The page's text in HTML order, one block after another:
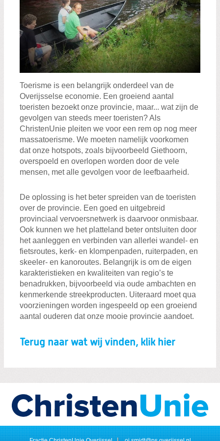
Toerisme is een belangrijk onderdeel van de
Overijsselse economie. Een groeiend aantal
toeristen bezoekt onze provincie, maar... wat zijn de
gevolgen van steeds meer toeristen? Als
ChristenUnie pleiten we voor een rem op nog meer
massatoerisme. We moeten namelijk voorkomen
dat onze hotspots, zoals bijvoorbeeld Giethoorn,
overspoeld en overlopen worden door de vele
mensen, met alle gevolgen voor de leefbaarheid.
De oplossing is het beter spreiden van de toeristen
over de provincie. Een goed en uitgebreid
provinciaal vervoersnetwerk is daarvoor onmisbaar.
Ook kunnen we het platteland beter ontsluiten door
het aanleggen en verbinden van allerlei wandel- en
fietsroutes, kerk- en klompenpaden, ruiterpaden, en
skeeler- en kanoroutes. Belangrijk is om de eigen
karakteristieken en kwaliteiten van regio’s te
benadrukken, bijvoorbeeld via oude ambachten en
kenmerkende streekproducten. Uiteraard moet qua
voorzieningen worden ingespeeld op een groeiend
aantal ouderen dat onze mooie provincie aandoet.
Terug naar wat wij vinden, klik hier